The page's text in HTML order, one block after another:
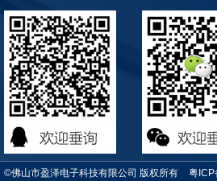
©佛山市盈泽电子科技有限公司 版权所有 粤